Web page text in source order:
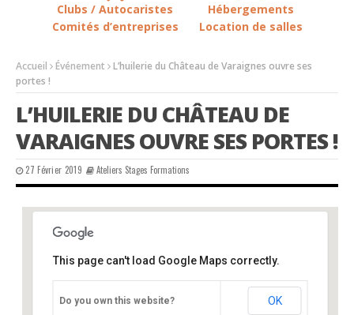
Clubs / Autocaristes
Comités d’entreprises
Hébergements
Location de salles
Accueil Événement
L’huilerie du Château de Varaignes ouvre ses
portes !
L’HUILERIE DU CHÂTEAU DE
VARAIGNES OUVRE SES PORTES !
27 Février 2019 Ateliers Stages Formations
Château de Varaignes
This page can't load Google Maps correctly.
Do you own this website? OK